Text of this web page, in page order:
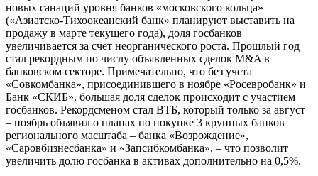
новых санаций уровня банков «московского кольца»
(«Азиатско-Тихоокеанский банк» планируют выставить на
продажу в марте текущего года), доля госбанков
увеличивается за счет неорганического роста. Прошлый год
стал рекордным по числу объявленных сделок M&A в
банковском секторе. Примечательно, что без учета
«Совкомбанка», присоединившего в ноябре «Росевробанк» и
Банк «СКИБ», большая доля сделок происходит с участием
госбанков. Рекордсменом стал ВТБ, который только за август
– ноябрь объявил о планах по покупке 3 крупных банков
регионального масштаба – банка «Возрождение»,
«Саровбизнесбанка» и «Запсибкомбанка», – что позволит
увеличить долю госбанка в активах дополнительно на 0,5%.